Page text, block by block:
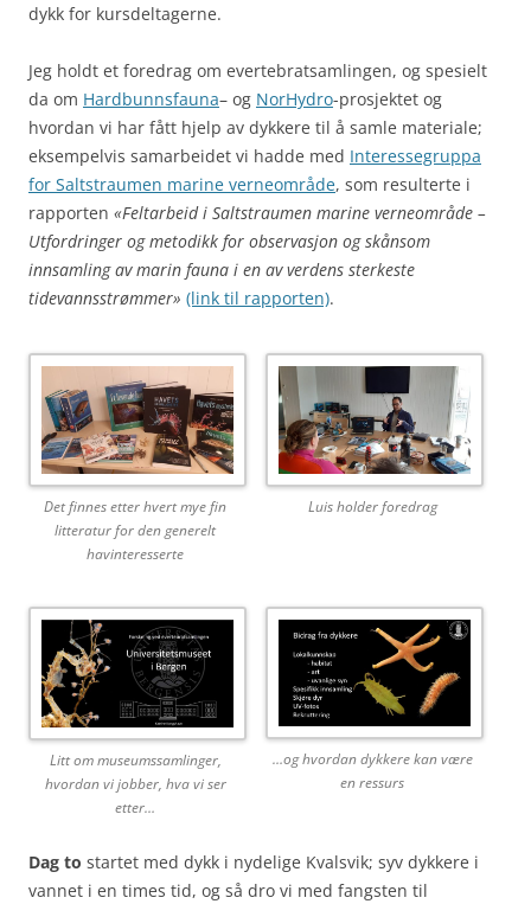
dykk for kursdeltagerne.
Jeg holdt et foredrag om evertebratsamlingen, og spesielt
da om Hardbunnsfauna– og NorHydro-prosjektet og
hvordan vi har fått hjelp av dykkere til å samle materiale;
eksempelvis samarbeidet vi hadde med Interessegruppa
for Saltstraumen marine verneområde, som resulterte i
rapporten «Feltarbeid i Saltstraumen marine verneområde –
Utfordringer og metodikk for observasjon og skånsom
innsamling av marin fauna i en av verdens sterkeste
tidevannsstrømmer» (link til rapporten).
Det finnes etter hvert mye fin
litteratur for den generelt
havinteresserte
Luis holder foredrag
Litt om museumssamlinger,
hvordan vi jobber, hva vi ser
etter…
…og hvordan dykkere kan være
en ressurs
Dag to startet med dykk i nydelige Kvalsvik; syv dykkere i
vannet i en times tid, og så dro vi med fangsten til